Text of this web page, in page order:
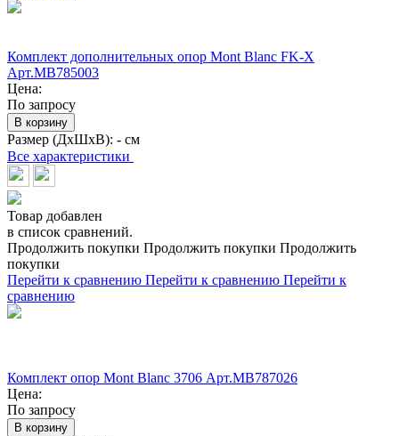
Комплект дополнительных опор Mont Blanc FK-X
Арт.MB785003
Цена:
По запросу
В корзину
Размер (ДхШхВ): - см
Все характеристики
Товар добавлен
в список сравнений.
Продолжить покупки Продолжить покупки Продолжить
покупки
Перейти к сравнению Перейти к сравнению Перейти к
сравнению
Комплект опор Mont Blanc 3706 Арт.MB787026
Цена:
По запросу
В корзину